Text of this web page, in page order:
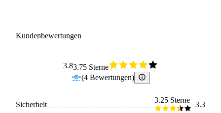
Kundenbewertungen
3.83.75 Sterne
(4 Bewertungen)
Sicherheit
3.25 Sterne
3.3